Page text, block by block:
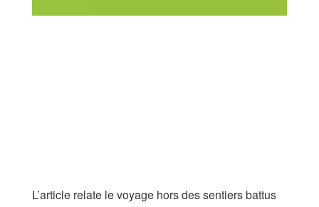
L’article relate le voyage hors des sentiers battus